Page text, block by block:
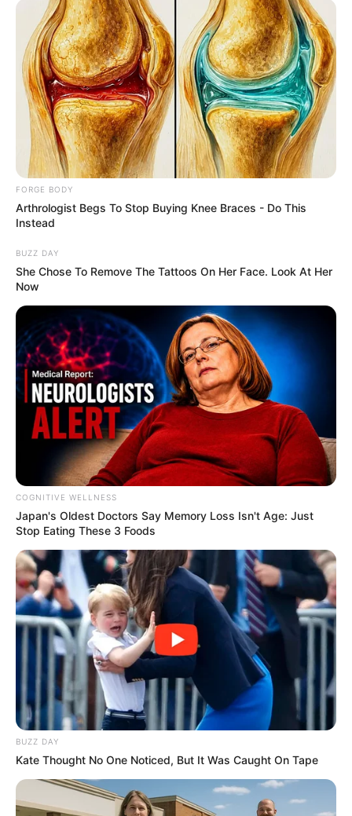
'The OC' Cast Then And Now - Where Are They 20
Years Later?
BRAINBERRIES
How They Made Little Simba Look So Lifelike in
'The Lion King'
BRAINBERRIES
10 Tallest Women You Won't Believe Exist
BRAINBERRIES
It's The End Of The Road: The Worst TV Series
Finales Of All Time
BRAINBERRIES
FORGE BODY
Arthrologist Begs To Stop Buying Knee Braces - Do This
Instead
BUZZ DAY
She Chose To Remove The Tattoos On Her Face. Look At Her
Now
COGNITIVE WELLNESS
Japan's Oldest Doctors Say Me​mory Lo​ss Isn't Age: Just
Stop Eating These 3 Foods
BUZZ DAY
Kate Thought No One Noticed, But It Was Caught On Tape